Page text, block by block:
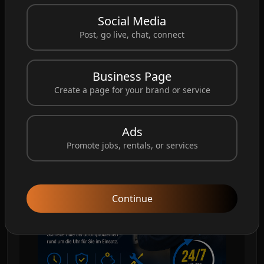
Social Media
Post, go live, chat, connect
Business Page
Create a page for your brand or service
Ads
Promote jobs, rentals, or services
Continue
Ort-Service ✔️ Faire Preise ✔️ Erfahrene
Elektriker 📞 01590 4387 010 🌐
https://elektronotdienst-plus.de/ #Elektriker
#ElektroNotdienst #NotfallElektriker
#Kurzschluss #ElektroService
#Elektriker
Notdienst
#24StundenService
#Deutschland #ElektroReparatur